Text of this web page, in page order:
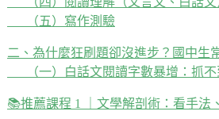
（五）寫作測驗
二、為什麼狂刷題卻沒進步？國中生
（一）白話文閱讀字數暴增：抓不
📚️推薦課程 1 ｜文學解剖術：看手法